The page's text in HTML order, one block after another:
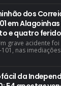
dos
em
e quatro
grave acidente
101, nas
da